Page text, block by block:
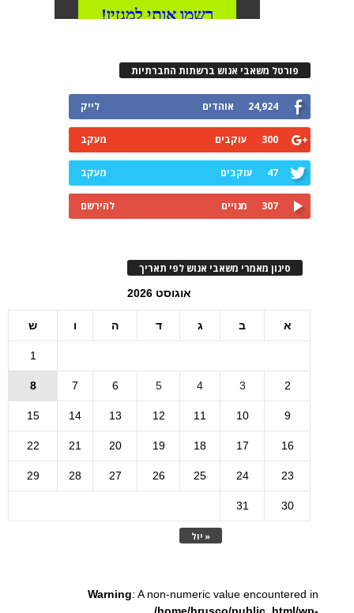
פורטל משאבי אנוש ברשתות החברתיות
24,924 אוהדים לייק
300 עוקבים מעקב
47 עוקבים מעקב
307 מנויים להירשם
סינון מאמרי משאבי אנוש לפי תאריך
אוגוסט 2026
א ב ג ד ה ו ש
« יול
1
2
3
4
5
6
7
8
9
10
11
12
13
14
15
16
17
18
19
20
21
22
23
24
25
26
27
28
29
30
31
Warning: A non-numeric value encountered in